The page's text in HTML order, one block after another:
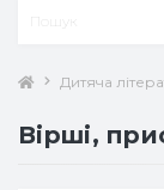
Дитяча
Вірші,